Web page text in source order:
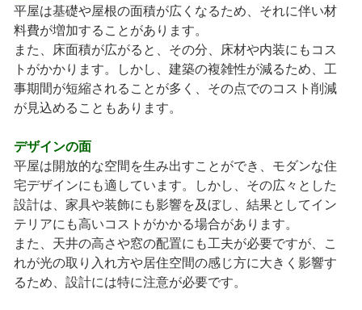
平屋は基礎や屋根の面積が広くなるため、それに伴い材
料費が増加することがあります。
また、床面積が広がると、その分、床材や内装にもコス
トがかかります。しかし、建築の複雑性が減るため、工
事期間が短縮されることが多く、その点でのコスト削減
が見込めることもあります。
デザインの面
平屋は開放的な空間を生み出すことができ、モダンな住
宅デザインにも適しています。しかし、その広々とした
設計は、家具や装飾にも影響を及ぼし、結果としてイン
テリアにも高いコストがかかる場合があります。
また、天井の高さや窓の配置にも工夫が必要ですが、こ
れが光の取り入れ方や居住空間の感じ方に大きく影響す
るため、設計には特に注意が必要です。